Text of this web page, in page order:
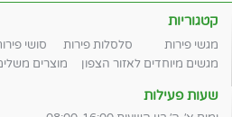
קטגוריות
מגשי פירות סלסלות פירות סושי
מגשים מיוחדים לאזור הצפון
מוצרים
שעות פעילות